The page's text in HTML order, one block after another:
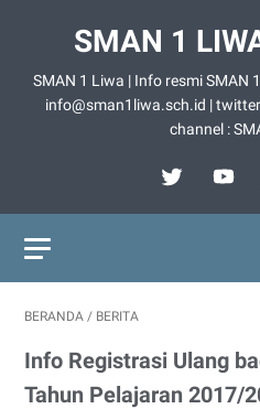
SMAN 1
SMAN 1 Liwa | Info resmi SMAN
info@sman1liwa.sch.id |
channel :
BERANDA / BERITA
Info Registrasi Ulang
Tahun Pelajaran 2017/